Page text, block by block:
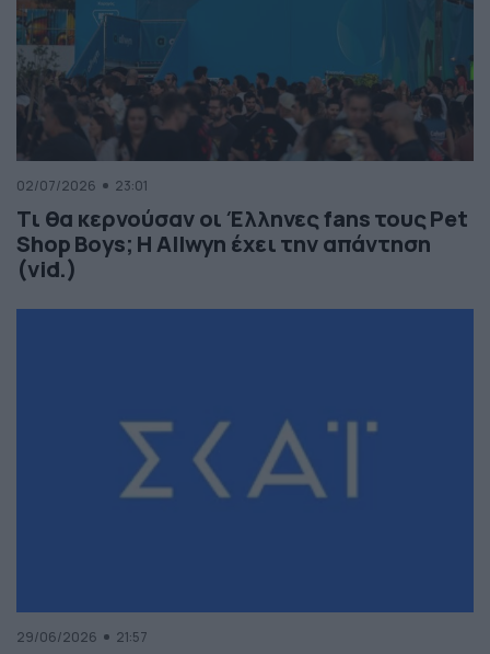
02/07/2026 23:01
Τι θα κερνούσαν οι Έλληνες fans τους Pet
Shop Boys; Η Allwyn έχει την απάντηση
(vid.)
29/06/2026 21:57